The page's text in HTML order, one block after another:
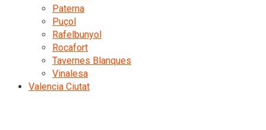
Paterna
Puçol
Rafelbunyol
Rocafort
Tavernes Blanques
Vinalesa
Valencia Ciutat